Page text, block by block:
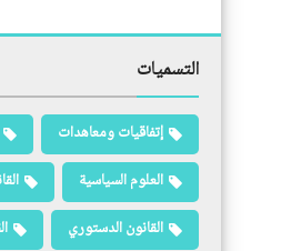
التسميات
إتفاقيات ومعاهدات
العلوم السياسية
القانون الدستوري